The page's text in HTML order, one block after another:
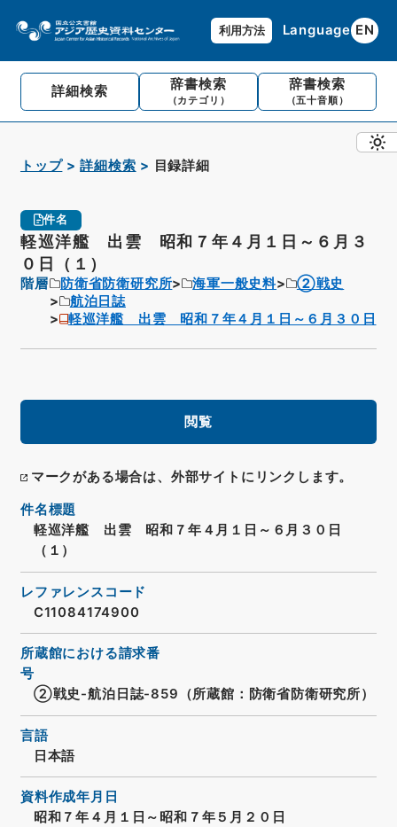
利用方法 Language EN
詳細検索 辞書検索
（カテゴリ）
辞書検索
（五十音順）
トップ 詳細検索 目録詳細
件名
軽巡洋艦 出雲 昭和７年４月１日～６月３
０日（１）
階層 防衛省防衛研究所 海軍一般史料
②戦史
航泊日誌
軽巡洋艦 出雲 昭和７年４月１日～６月３０日
閲覧
マークがある場合は、外部サイトにリンクします。
件名標題
軽巡洋艦 出雲 昭和７年４月１日～６月３０日
（１）
レファレンスコード
C11084174900
所蔵館における請求番
号
②戦史-航泊日誌-859（所蔵館：防衛省防衛研究所）
言語
日本語
資料作成年月日
昭和７年４月１日～昭和７年５月２０日